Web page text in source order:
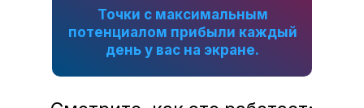
Точки с максимальным
потенциалом прибыли каждый
день у вас на экране.